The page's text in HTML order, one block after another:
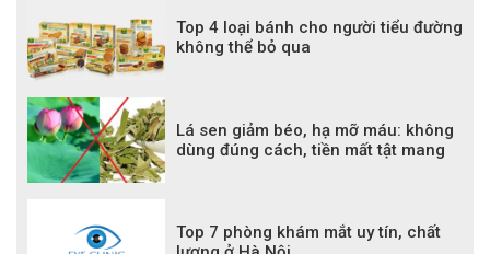
Top 4 loại bánh cho người tiểu đường
không thể bỏ qua
Lá sen giảm béo, hạ mỡ máu: không
dùng đúng cách, tiền mất tật mang
Top 7 phòng khám mắt uy tín, chất